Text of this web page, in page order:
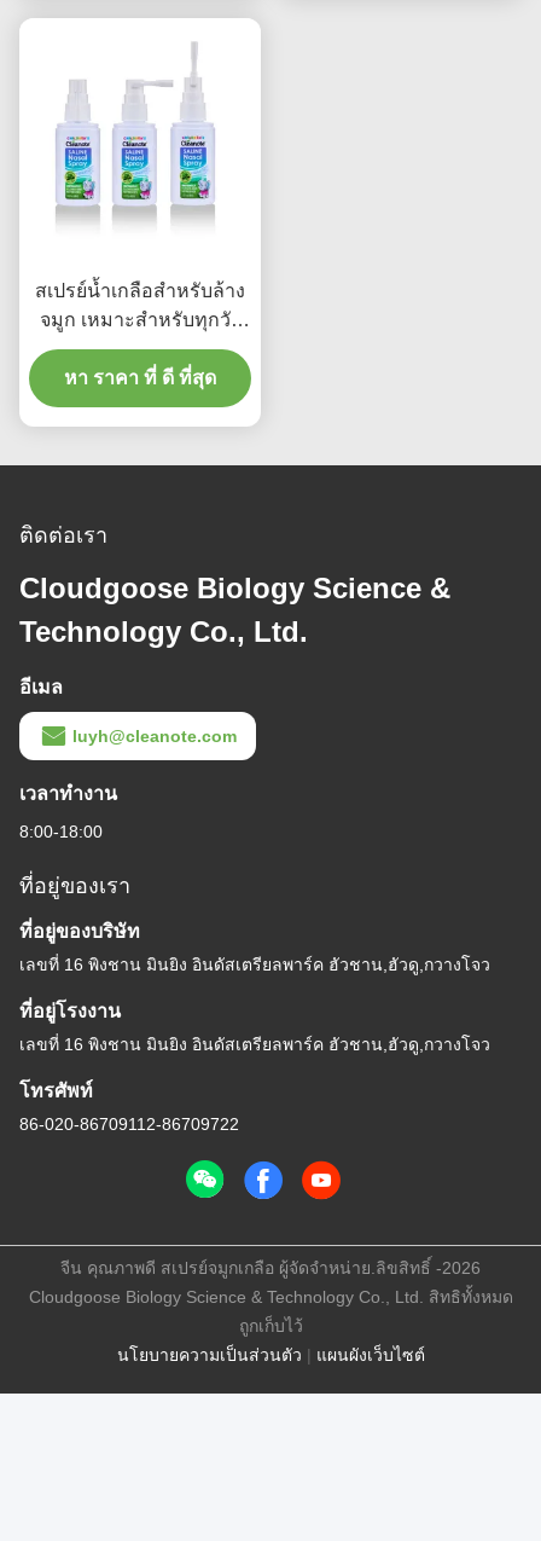
สเปรย์น้ำเกลือสำหรับล้าง
จมูก เหมาะสำหรับทุกวัย
ได้รับการรับรองจาก US
FDA ใช้สารละลายน้ำ
เกลือปราศจากเชื้อ
จมูกที่สะดวกสบาย
หา ราคา ที่ ดี ที่สุด
ติดต่อเรา
Cloudgoose Biology Science &
Technology Co., Ltd.
อีเมล
luyh@cleanote.com
เวลาทํางาน
8:00-18:00
ที่อยู่ของเรา
ที่อยู่ของบริษัท
เลขที่ 16 พิงชาน มินยิง อินดัสเตรียลพาร์ค ฮัวชาน,ฮัวดู,กวางโจว
ที่อยู่โรงงาน
เลขที่ 16 พิงชาน มินยิง อินดัสเตรียลพาร์ค ฮัวชาน,ฮัวดู,กวางโจว
โทรศัพท์
86-020-86709112-86709722
นโยบายความเป็นส่วนตัว | แผนผังเว็บไซต์
จีน คุณภาพดี สเปรย์จมูกเกลือ ผู้จัดจําหน่าย.ลิขสิทธิ์ -2026
Cloudgoose Biology Science & Technology Co., Ltd. สิทธิทั้งหมด
ถูกเก็บไว้